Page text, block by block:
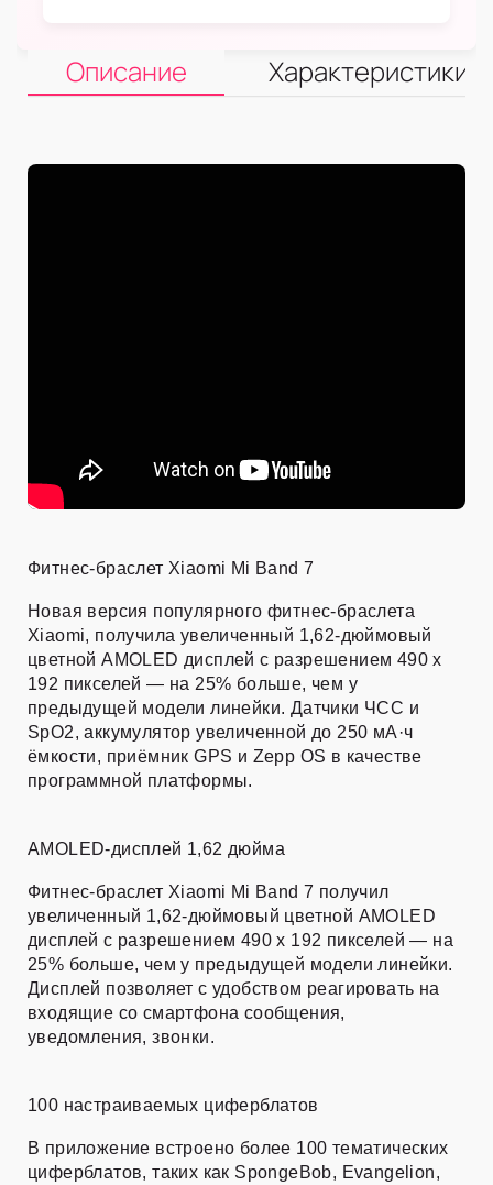
Описание Характеристики
Фитнес-браслет Xiaomi Mi Band 7
Новая версия популярного фитнес-браслета
Xiaomi, получила увеличенный 1,62-дюймовый
цветной AMOLED дисплей с разрешением 490 х
192 пикселей — на 25% больше, чем у
предыдущей модели линейки. Датчики ЧСС и
SpO2, аккумулятор увеличенной до 250 мА·ч
ёмкости, приёмник GPS и Zepp OS в качестве
программной платформы.
AMOLED-дисплей 1,62 дюйма
Фитнес-браслет Xiaomi Mi Band 7 получил
увеличенный 1,62-дюймовый цветной AMOLED
дисплей с разрешением 490 х 192 пикселей — на
25% больше, чем у предыдущей модели линейки.
Дисплей позволяет с удобством реагировать на
входящие со смартфона сообщения,
уведомления, звонки.
100 настраиваемых циферблатов
В приложение встроено более 100 тематических
циферблатов, таких как SpongeBob, Evangelion,